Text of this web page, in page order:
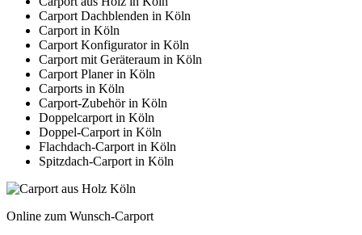
Carport Dachblenden in Köln
Carport in Köln
Carport Konfigurator in Köln
Carport mit Geräteraum in Köln
Carport Planer in Köln
Carports in Köln
Carport-Zubehör in Köln
Doppelcarport in Köln
Doppel-Carport in Köln
Flachdach-Carport in Köln
Spitzdach-Carport in Köln
Online zum Wunsch-Carport